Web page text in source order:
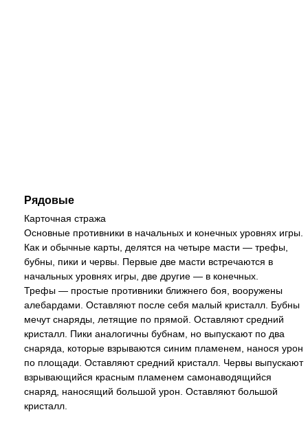
Рядовые
Карточная стража
Основные противники в начальных и конечных уровнях игры.
Как и обычные карты, делятся на четыре масти — трефы,
бубны, пики и червы. Первые две масти встречаются в
начальных уровнях игры, две другие — в конечных.
Трефы — простые противники ближнего боя, вооружены
алебардами. Оставляют после себя малый кристалл. Бубны
мечут снаряды, летящие по прямой. Оставляют средний
кристалл. Пики аналогичны бубнам, но выпускают по два
снаряда, которые взрываются синим пламенем, нанося урон
по площади. Оставляют средний кристалл. Червы выпускают
взрывающийся красным пламенем самонаводящийся
снаряд, наносящий большой урон. Оставляют большой
кристалл.